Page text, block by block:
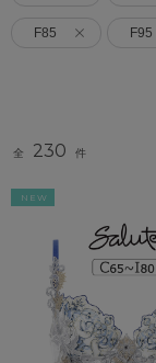
F85 F95
全 230 件
NEW